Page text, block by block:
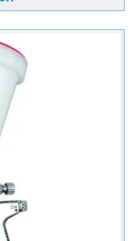
PSI);
1 мм;
з зовнішньою
& laquo; тато &
з зовнішньою
& deg;).